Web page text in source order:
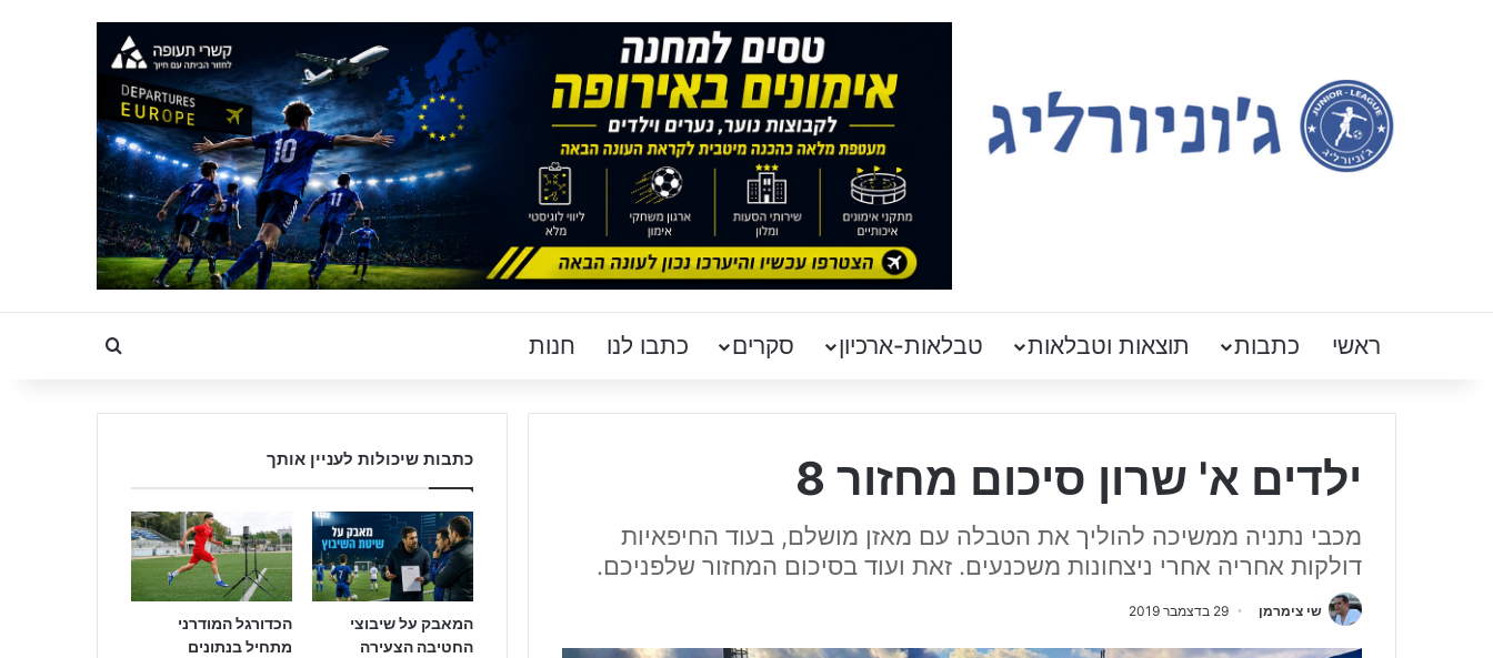
ראשי כתבות תוצאות וטבלאות טבלאות-ארכיון סקרים כתבו לנו חנות Search for
ילדים א' שרון סיכום מחזור 8
מכבי נתניה ממשיכה להוליך את הטבלה עם מאזן מושלם, בעוד החיפאיות
דולקות אחריה אחרי ניצחונות משכנעים. זאת ועוד בסיכום המחזור שלפניכם.
שי צימרמן 29 בדצמבר 2019
כתבות שיכולות לעניין אותך
המאבק על שיבוצי
החטיבה הצעירה
הכדורגל המודרני
מתחיל בנתונים